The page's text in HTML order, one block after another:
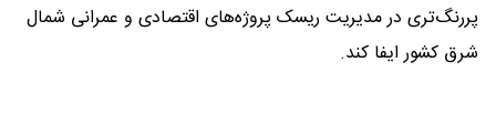
پررنگ‌تری در مدیریت ریسک پروژه‌های اقتصادی و عمرانی شمال
شرق کشور ایفا کند.